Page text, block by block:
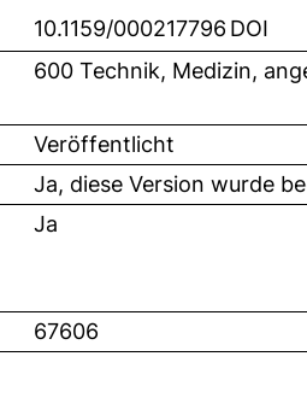
10.1159/000217796 DOI
600 Technik, Medizin,
Veröffentlicht
Ja, diese Version wurde
Ja
67606